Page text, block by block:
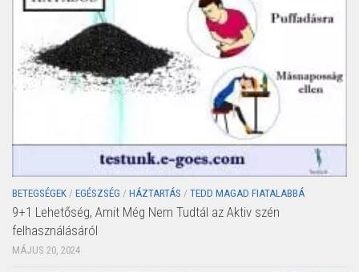
BETEGSÉGEK / EGÉSZSÉG / HÁZTARTÁS / TEDD MAGAD FIATALABBÁ
9+1 Lehetőség, Amit Még Nem Tudtál az Aktiv szén
felhasználásáról
MÁJUS 20, 2024